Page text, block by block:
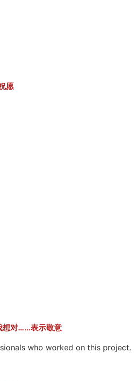
愿
对……表示敬意
who worked on this project.